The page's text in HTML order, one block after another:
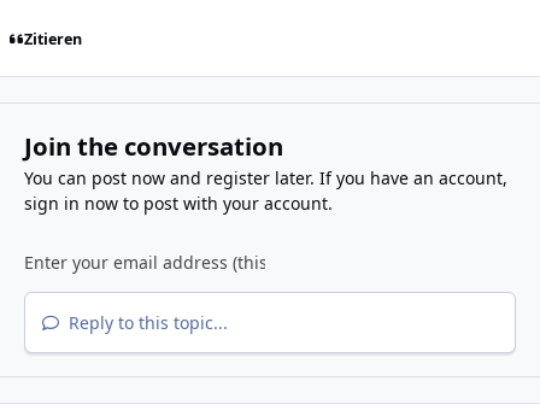
Zitieren
Join the conversation
You can post now and register later. If you have an account,
sign in nowto post with your account.
Reply to this topic...